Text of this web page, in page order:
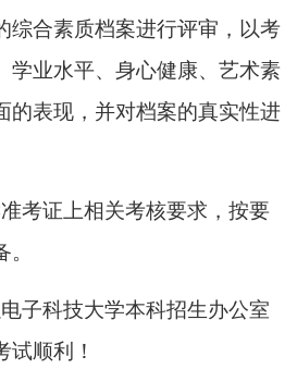
综合素质档案进行评审，以考
学业水平、身心健康、艺术素
的表现，并对档案的真实性进
考证上相关考核要求，按要
子科技大学本科招生办公室
试顺利！